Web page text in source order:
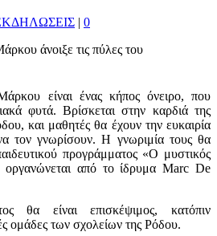
| 0
είναι ένας κήπος όνειρο, που
φυτά. Βρίσκεται στην καρδιά της
και μαθητές θα έχουν την ευκαιρία
τον γνωρίσουν. Η γνωριμία τους θα
προγράμματος «Ο μυστικός
από το ίδρυμα Marc De
θα είναι επισκέψιμος, κατόπιν
ομάδες των σχολείων της Ρόδου.